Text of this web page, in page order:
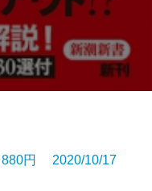
円 2020/10/17